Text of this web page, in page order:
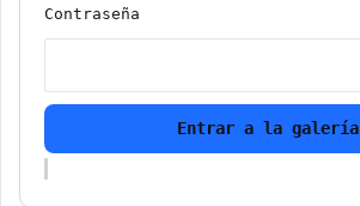
Contraseña
Entrar a la galería